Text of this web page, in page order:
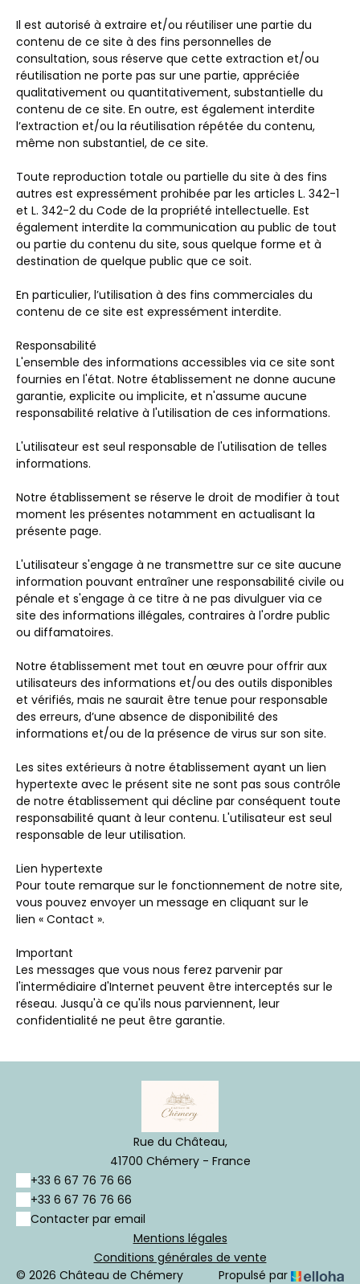
Il est autorisé à extraire et/ou réutiliser une partie du
contenu de ce site à des fins personnelles de
consultation, sous réserve que cette extraction et/ou
réutilisation ne porte pas sur une partie, appréciée
qualitativement ou quantitativement, substantielle du
contenu de ce site. En outre, est également interdite
l’extraction et/ou la réutilisation répétée du contenu,
même non substantiel, de ce site.
Toute reproduction totale ou partielle du site à des fins
autres est expressément prohibée par les articles L. 342-1
et L. 342-2 du Code de la propriété intellectuelle. Est
également interdite la communication au public de tout
ou partie du contenu du site, sous quelque forme et à
destination de quelque public que ce soit.
En particulier, l’utilisation à des fins commerciales du
contenu de ce site est expressément interdite.
Responsabilité
L'ensemble des informations accessibles via ce site sont
fournies en l'état. Notre établissement ne donne aucune
garantie, explicite ou implicite, et n'assume aucune
responsabilité relative à l'utilisation de ces informations.
L'utilisateur est seul responsable de l'utilisation de telles
informations.
Notre établissement se réserve le droit de modifier à tout
moment les présentes notamment en actualisant la
présente page.
L'utilisateur s'engage à ne transmettre sur ce site aucune
information pouvant entraîner une responsabilité civile ou
pénale et s'engage à ce titre à ne pas divulguer via ce
site des informations illégales, contraires à l'ordre public
ou diffamatoires.
Notre établissement met tout en œuvre pour offrir aux
utilisateurs des informations et/ou des outils disponibles
et vérifiés, mais ne saurait être tenue pour responsable
des erreurs, d’une absence de disponibilité des
informations et/ou de la présence de virus sur son site.
Les sites extérieurs à notre établissement ayant un lien
hypertexte avec le présent site ne sont pas sous contrôle
de notre établissement qui décline par conséquent toute
responsabilité quant à leur contenu. L'utilisateur est seul
responsable de leur utilisation.
Lien hypertexte
Pour toute remarque sur le fonctionnement de notre site,
vous pouvez envoyer un message en cliquant sur le
lien « Contact ».
Important
Les messages que vous nous ferez parvenir par
l'intermédiaire d'Internet peuvent être interceptés sur le
réseau. Jusqu'à ce qu'ils nous parviennent, leur
confidentialité ne peut être garantie.
Rue du Château,
41700 Chémery - France
+33 6 67 76 76 66
+33 6 67 76 76 66
Contacter par email
Mentions légales
Conditions générales de vente
© 2026 Château de Chémery
Propulsé par